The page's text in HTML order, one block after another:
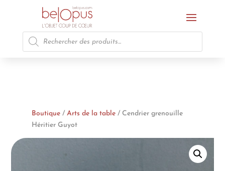
Recherche
de
produits
Boutique/ Arts de la table/ Cendrier grenouille
Héritier Guyot